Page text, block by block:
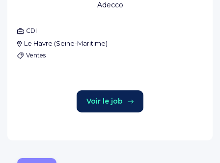
Adecco
CDI
Le Havre (Seine-Maritime)
Ventes
Voir le job